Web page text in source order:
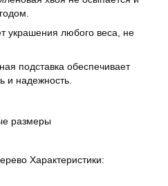
украшения любого веса, не
подставка обеспечивает
и надежность.
размеры
Характеристики: